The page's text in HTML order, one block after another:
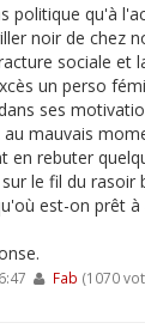
politique qu'à
noir de chez
sociale et
un perso
ses
mauvais
en rebuter
le fil du rasoir
est-on prêt
Fab (1070